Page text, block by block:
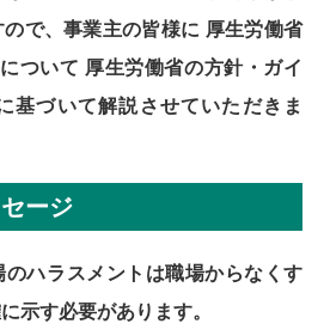
で、事業主の皆様に 厚生労働省
ついて 厚生労働省の方針・ガイ
基づいて解説させていただきま
ージ
ハラスメントは職場からなくす
示す必要があります。